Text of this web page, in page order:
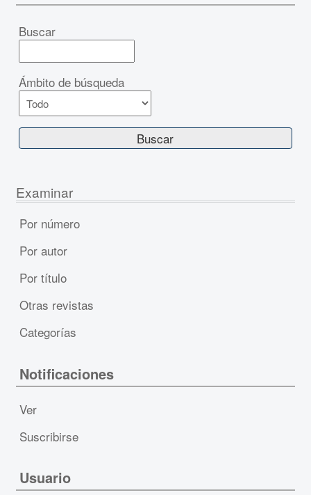
Buscar
Ámbito de búsqueda
Examinar
Por número
Por autor
Por título
Otras revistas
Categorías
Notificaciones
Ver
Suscribirse
Usuario